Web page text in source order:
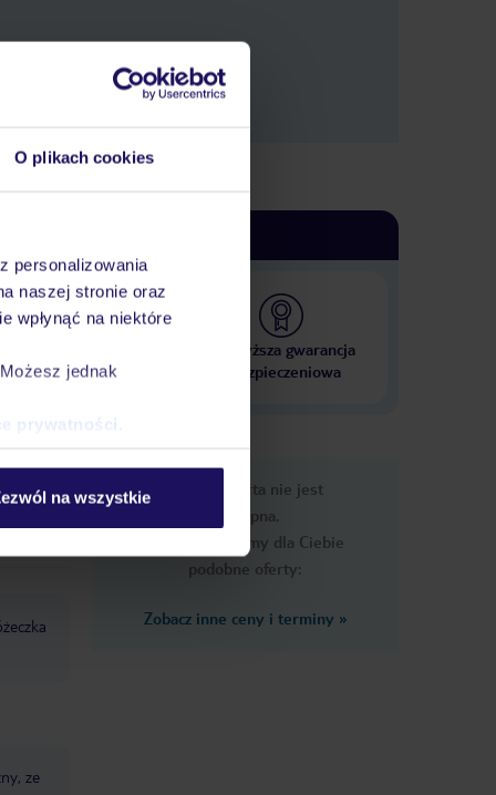
O plikach cookies
personalizowania
naszej stronie oraz
wpłynąć na niektóre
jednak
prywatności
na wszystkie
krajach
Najwyższa gwarancja
ubezpieczeniowa
ze
Ups, ta oferta nie jest
dostępna.
Przygotowaliśmy dla Ciebie
podobne oferty:
Zobacz inne ceny i terminy »